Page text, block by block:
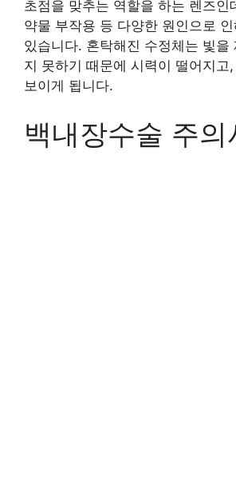
초점을 맞추는 역할을 하는 렌즈인
약물 부작용 등 다양한 원인으로
있습니다. 혼탁해진 수정체는 빛을
지 못하기 때문에 시력이 떨어지고
보이게 됩니다.
백내장수술 주의